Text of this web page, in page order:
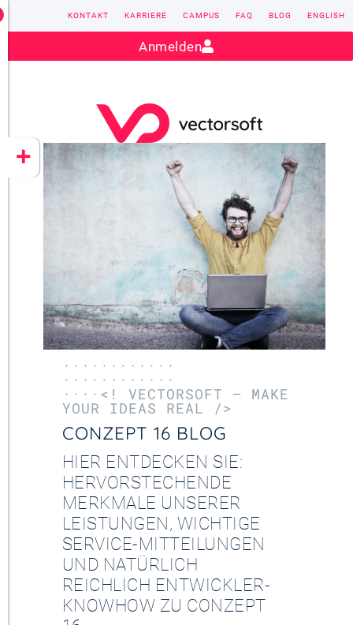
CONZEPT 16
YEET
Kontakt:sales@vectorsoft.de
KONTAKT KARRIERE CAMPUS FAQ BLOG ENGLISH
Anmelden
············
············
····<! VECTORSOFT – MAKE
YOUR IDEAS REAL />
CONZEPT 16 BLOG
HIER ENTDECKEN SIE:
HERVORSTECHENDE
MERKMALE UNSERER
LEISTUNGEN, WICHTIGE
SERVICE-MITTEILUNGEN
UND NATÜRLICH
REICHLICH ENTWICKLER-
KNOWHOW ZU CONZEPT